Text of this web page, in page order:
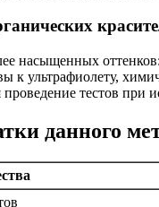
насыщенных
к ультрафиолету,
тестов при
данного